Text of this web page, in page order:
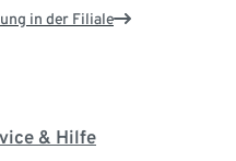
in der Filiale
& Hilfe